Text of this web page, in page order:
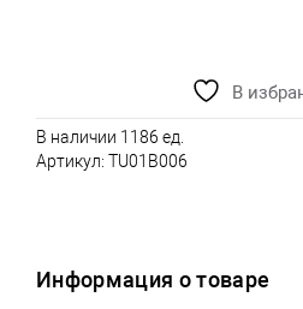
В
В наличии 1186 ед.
Артикул: TU01B006
Информация о товаре